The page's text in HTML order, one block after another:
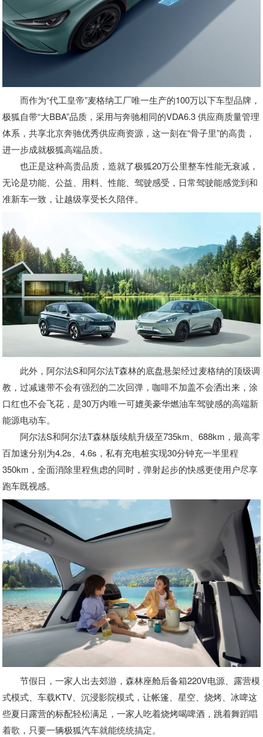
而作为“代工皇帝”麦格纳工厂唯一生产的100万以下车型品牌，
极狐自带“大BBA”品质，采用与奔驰相同的VDA6.3 供应商质量管理
体系，共享北京奔驰优秀供应商资源，这一刻在“骨子里”的高贵，
进一步成就极狐高端品质。
也正是这种高贵品质，造就了极狐20万公里整车性能无衰减，
无论是功能、公益、用料、性能、驾驶感受，日常驾驶能感觉到和
准新车一致，让越级享受长久陪伴。
此外，阿尔法S和阿尔法T森林的底盘悬架经过麦格纳的顶级调
教，过减速带不会有强烈的二次回弹，咖啡不加盖不会洒出来，涂
口红也不会飞花，是30万内唯一可媲美豪华燃油车驾驶感的高端新
能源电动车。
阿尔法S和阿尔法T森林版续航升级至735km、688km，最高零
百加速分别为4.2s、4.6s，私有充电桩实现30分钟充一半里程
350km，全面消除里程焦虑的同时，弹射起步的快感更使用户尽享
跑车既视感。
节假日，一家人出去郊游，森林座舱后备箱220V电源、露营模
式模式、车载KTV、沉浸影院模式，让帐篷、星空、烧烤、冰啤这
些夏日露营的标配轻松满足，一家人吃着烧烤喝啤酒，跳着舞蹈唱
着歌，只要一辆极狐汽车就能统统搞定。